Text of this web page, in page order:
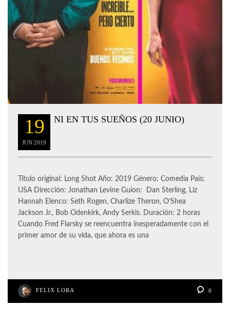
19
JUN 2019
NI EN TUS SUEÑOS (20 JUNIO)
Título original: Long Shot Año: 2019 Género: Comedia País:
USA Dirección: Jonathan Levine Guion: Dan Sterling, Liz
Hannah Elenco: Seth Rogen, Charlize Theron, O’Shea
Jackson Jr., Bob Odenkirk, Andy Serkis. Duración: 2 horas
Cuando Fred Flarsky se reencuentra inesperadamente con el
primer amor de su vida, que ahora es una
FELIX LORA 0